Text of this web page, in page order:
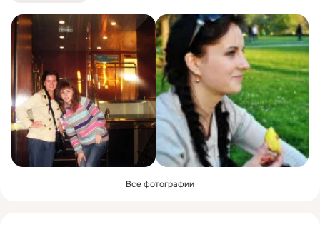
Все фотографии